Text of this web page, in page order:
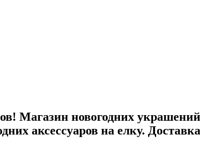
Магазин новогодних
аксессуаров на елку.